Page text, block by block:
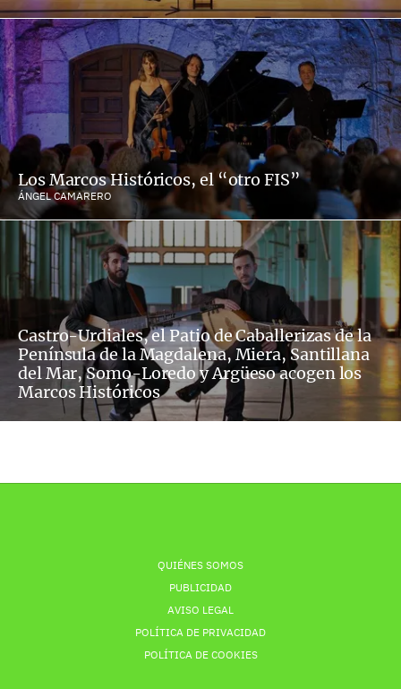
Los Marcos Históricos, el “otro FIS”
ÁNGEL CAMARERO
Castro-Urdiales, el Patio de Caballerizas de la
Península de la Magdalena, Miera, Santillana
del Mar, Somo-Loredo y Argüeso acogen los
Marcos Históricos
QUIÉNES SOMOS
PUBLICIDAD
AVISO LEGAL
POLÍTICA DE PRIVACIDAD
POLÍTICA DE COOKIES